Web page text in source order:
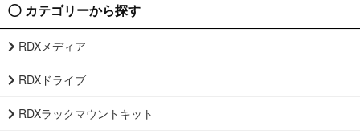
カテゴリーから探す
RDXメディア
RDXドライブ
RDXラックマウントキット